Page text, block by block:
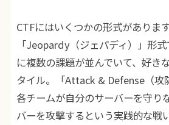
CTFにはいくつかの形式がありま
「Jeopardy（ジェパディ）」形
に複数の課題が並んでいて、好き
タイル。「Attack & Defense（攻
各チームが自分のサーバーを守り
バーを攻撃するという実践的な戦